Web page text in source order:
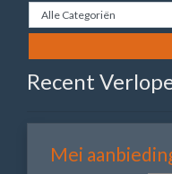
Recent
Mei